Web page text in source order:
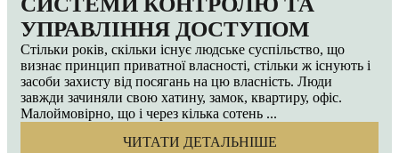
УПРАВЛІННЯ ДОСТУПОМ
Стільки років, скільки існує людське суспільство, що
визнає принцип приватної власності, стільки ж існують і
засоби захисту від посягань на цю власність. Люди
завжди зачиняли свою хатину, замок, квартиру, офіс.
Малоймовірно, що і через кілька сотень ...
ЧИТАТИ ДЕТАЛЬНІШЕ